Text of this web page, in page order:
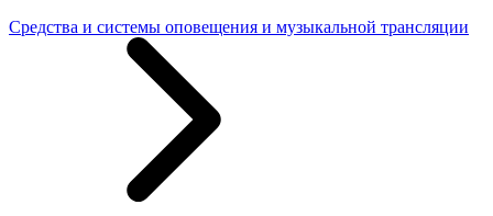
Средства и системы оповещения и музыкальной трансляции